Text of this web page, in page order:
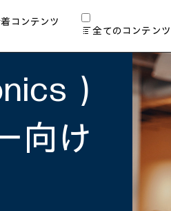
コンテンツ
全てのコンテンツ
チャンネル
AIの進化と活用事例
製品トレンド & レビュー
サイバーセキュリティ
教育とテクノロジー
）
向け